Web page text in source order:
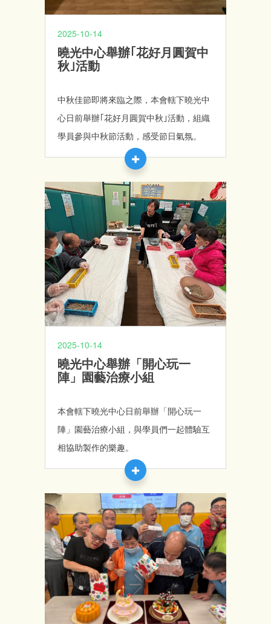
2025-10-14
曉光中心舉辦｢花好月圓賀中
秋｣活動
中秋佳節即將來臨之際，本會轄下曉光中
心日前舉辦｢花好月圓賀中秋｣活動，組織
學員參與中秋節活動，感受節日氣氛。
2025-10-14
曉光中心舉辦「開心玩一
陣」園藝治療小組
本會轄下曉光中心日前舉辦「開心玩一
陣」園藝治療小組，與學員們一起體驗互
相協助製作的樂趣。